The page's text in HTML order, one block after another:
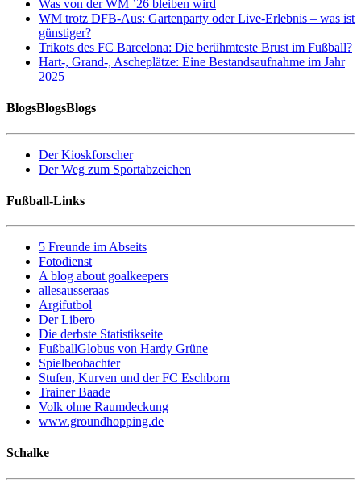
Was von der WM ’26 bleiben wird
WM trotz DFB-Aus: Gartenparty oder Live-Erlebnis – was ist
günstiger?
Trikots des FC Barcelona: Die berühmteste Brust im Fußball?
Hart-, Grand-, Ascheplätze: Eine Bestandsaufnahme im Jahr
2025
BlogsBlogsBlogs
Der Kioskforscher
Der Weg zum Sportabzeichen
Fußball-Links
5 Freunde im Abseits
Fotodienst
A blog about goalkeepers
allesausseraas
Argifutbol
Der Libero
Die derbste Statistikseite
FußballGlobus von Hardy Grüne
Spielbeobachter
Stufen, Kurven und der FC Eschborn
Trainer Baade
Volk ohne Raumdeckung
www.groundhopping.de
Schalke